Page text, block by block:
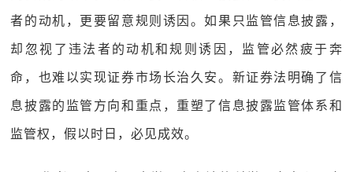
者的动机，更要留意规则诱因。如果只监管信息披露，
却忽视了违法者的动机和规则诱因，监管必然疲于奔
命，也难以实现证券市场长治久安。新证券法明确了信
息披露的监管方向和重点，重塑了信息披露监管体系和
监管权，假以时日，必见成效。